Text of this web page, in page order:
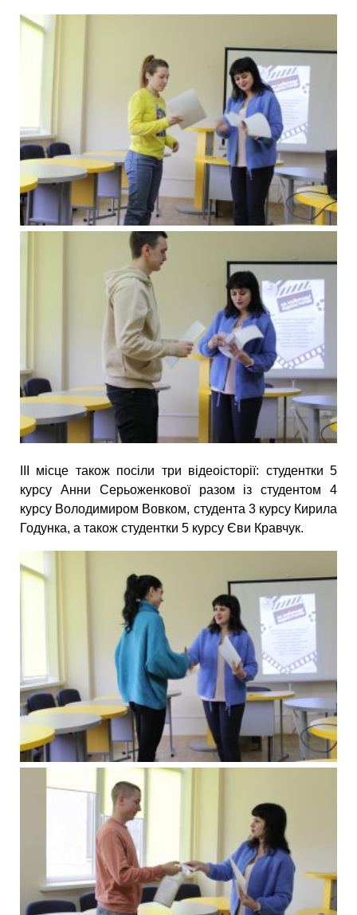
ІІІ місце також посіли три відеоісторії: студентки 5
курсу Анни Серьоженкової разом із студентом 4
курсу Володимиром Вовком, студента 3 курсу Кирила
Годунка, а також студентки 5 курсу Єви Кравчук.